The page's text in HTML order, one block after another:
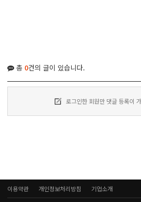
총 0건의 글이 있습니다.
로그인한 회원만 댓글 등록이
이용약관 개인정보처리방침 기업소개